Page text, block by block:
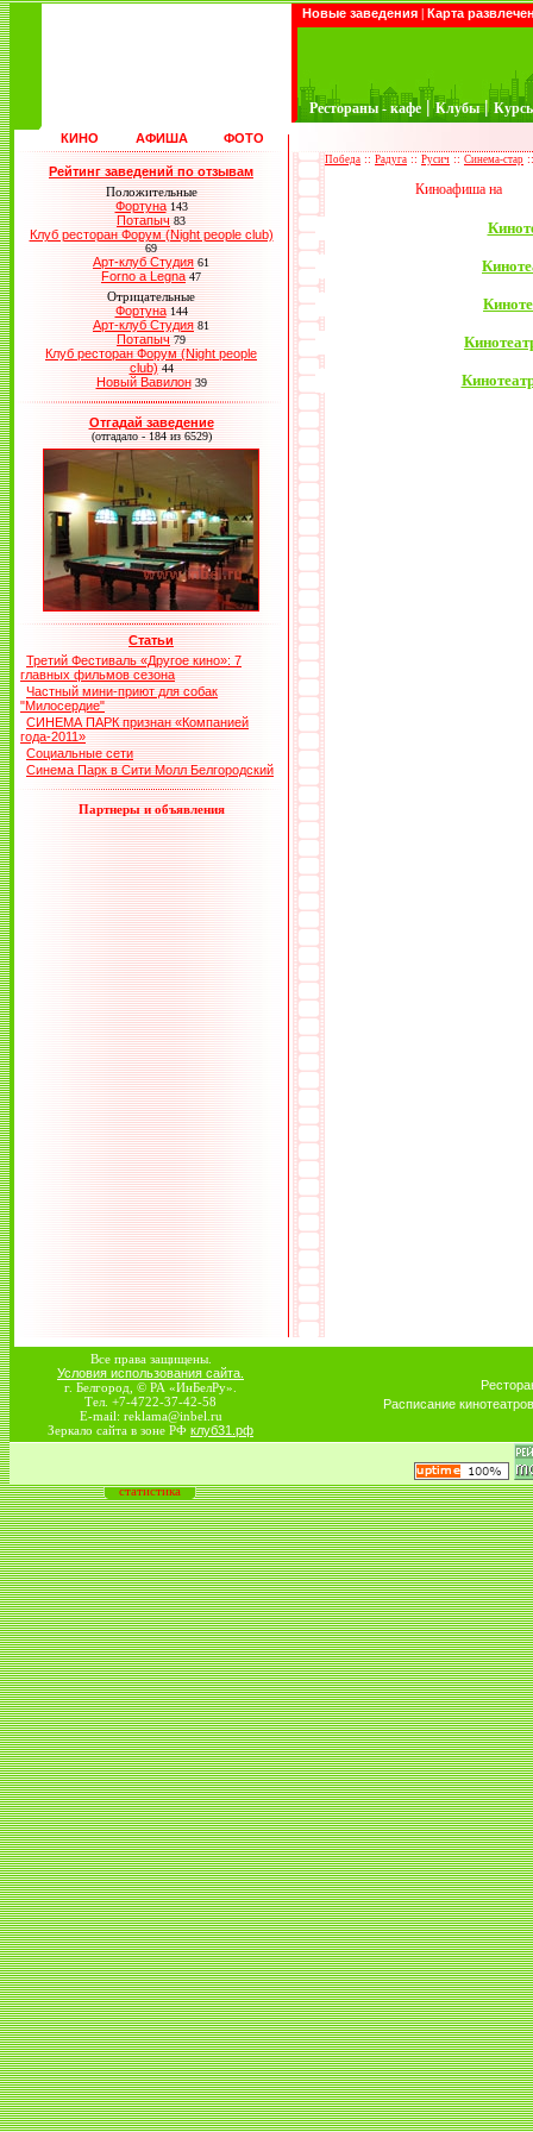
Новые заведения | Карта
Рестораны - кафе | Клубы |
КИНО АФИША ФОТО
Рейтинг заведений по отзывам
Положительные
Фортуна 143
Потапыч 83
Клуб ресторан Форум (Night people club)
69
Арт-клуб Студия 61
Forno a Legna 47
Отрицательные
Фортуна 144
Арт-клуб Студия 81
Потапыч 79
Клуб ресторан Форум (Night people
club) 44
Новый Вавилон 39
Отгадай заведение
(отгадало - 184 из 6529)
Статьи
Третий Фестиваль «Другое кино»: 7
главных фильмов сезона
Частный мини-приют для собак
"Милосердие"
СИНЕМА ПАРК признан «Компанией
года-2011»
Социальные сети
Синема Парк в Сити Молл Белгородский
Партнеры и объявления
Победа :: Радуга :: Русич :: Синема-стар
Киноафиша на
Все права защищены.
Условия использования сайта.
г. Белгород, © РА «ИнБелРу».
Тел. +7-4722-37-42-58
E-mail: reklama@inbel.ru
Зеркало сайта в зоне РФ клуб31.рф
Расписание кинотеатров
статистика